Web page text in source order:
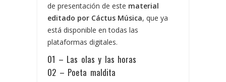
de presentación de este material
editado por Cáctus Música, que ya
está disponible en todas las
plataformas digitales.
01 – Las olas y las horas
02 – Poeta maldita